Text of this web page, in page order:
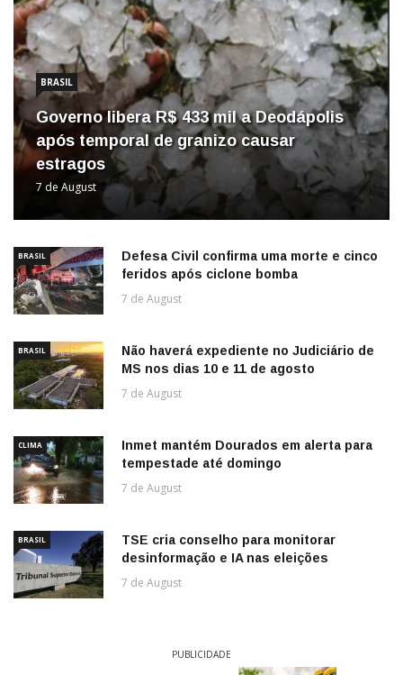
BRASIL
Governo libera R$ 433 mil a Deodápolis
após temporal de granizo causar
estragos
7 de August
BRASIL
Defesa Civil confirma uma morte e cinco
feridos após ciclone bomba
7 de August
BRASIL
Não haverá expediente no Judiciário de
MS nos dias 10 e 11 de agosto
7 de August
CLIMA
Inmet mantém Dourados em alerta para
tempestade até domingo
7 de August
BRASIL
TSE cria conselho para monitorar
desinformação e IA nas eleições
7 de August
PUBLICIDADE